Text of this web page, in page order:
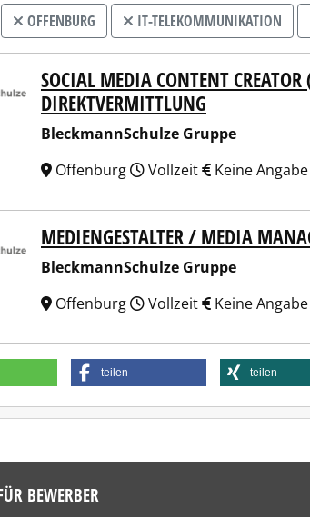
OFFENBURG IT-TELEKOMMUNIKATION
Gruppe
SOCIAL MEDIA CONTENT
DIREKTVERMITTLUNG
BleckmannSchulze Gruppe
Offenburg
Vollzeit Keine Angabe
Gruppe
MEDIENGESTALTER / MEDIA
BleckmannSchulze Gruppe
Offenburg
Vollzeit Keine Angabe
teilen teilen
BEWERBER